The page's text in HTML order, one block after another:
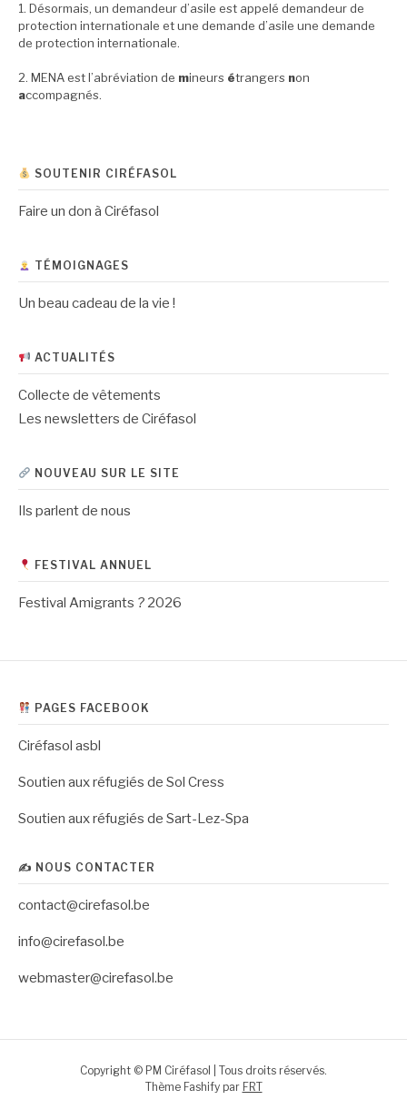
1. Désormais, un demandeur d’asile est appelé demandeur de
protection internationale et une demande d’asile une demande
de protection internationale.
2. MENA est l’abréviation de mineurs étrangers non
accompagnés.
SOUTENIR CIRÉFASOL
Faire un don à Ciréfasol
TÉMOIGNAGES
Un beau cadeau de la vie !
ACTUALITÉS
Collecte de vêtements
Les newsletters de Ciréfasol
NOUVEAU SUR LE SITE
Ils parlent de nous
FESTIVAL ANNUEL
Festival Amigrants ? 2026
PAGES FACEBOOK
Ciréfasol asbl
Soutien aux réfugiés de Sol Cress
Soutien aux réfugiés de Sart-Lez-Spa
✍️ NOUS CONTACTER
contact@cirefasol.be
info@cirefasol.be
webmaster@cirefasol.be
Copyright © PM Ciréfasol | Tous droits réservés.
Thème Fashify par FRT